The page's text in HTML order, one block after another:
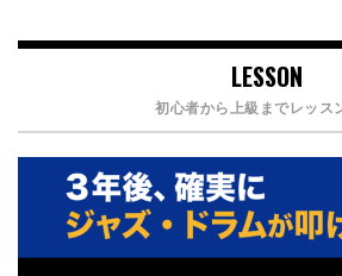
LESSON
初心者から上級までレッス